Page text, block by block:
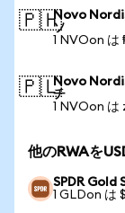
🇵🇭Novo
ソ
1 NVOon は
🇵🇱Novo
チ
1 NVOon は
他のRWAを
SPDR Gold
1 GLDon は